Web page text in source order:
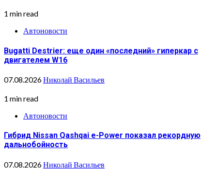
1 min read
Автоновости
Bugatti Destrier: еще один «последний» гиперкар с
двигателем W16
07.08.2026Николай Васильев
1 min read
Автоновости
Гибрид Nissan Qashqai e-Power показал рекордную
дальнобойность
07.08.2026Николай Васильев